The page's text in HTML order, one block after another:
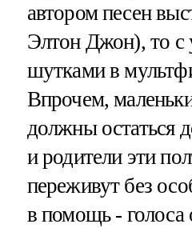
автором песен
Элтон Джон), то с
шутками в
Впрочем,
должны остаться
и родители эти
переживут без
в помощь - голоса